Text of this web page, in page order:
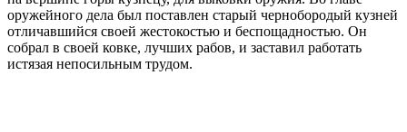
оружейного дела был поставлен старый чернобородый кузней
отличавшийся своей жестокостью и беспощадностью. Он
собрал в своей ковке, лучших рабов, и заставил работать
истязая непосильным трудом.